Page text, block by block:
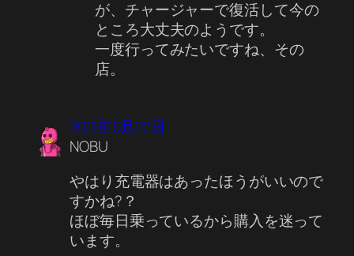
が、チャージャーで復活して今の
ところ大丈夫のようです。
一度行ってみたいですね、その
店。
2011年9月22日
NOBU
やはり充電器はあったほうがいいので
すかね?？
ほぼ毎日乗っているから購入を迷って
います。